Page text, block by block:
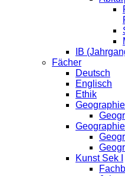
IB
Fächer
Deutsch
Englisch
Ethik
Geographie
Kunst Sek I